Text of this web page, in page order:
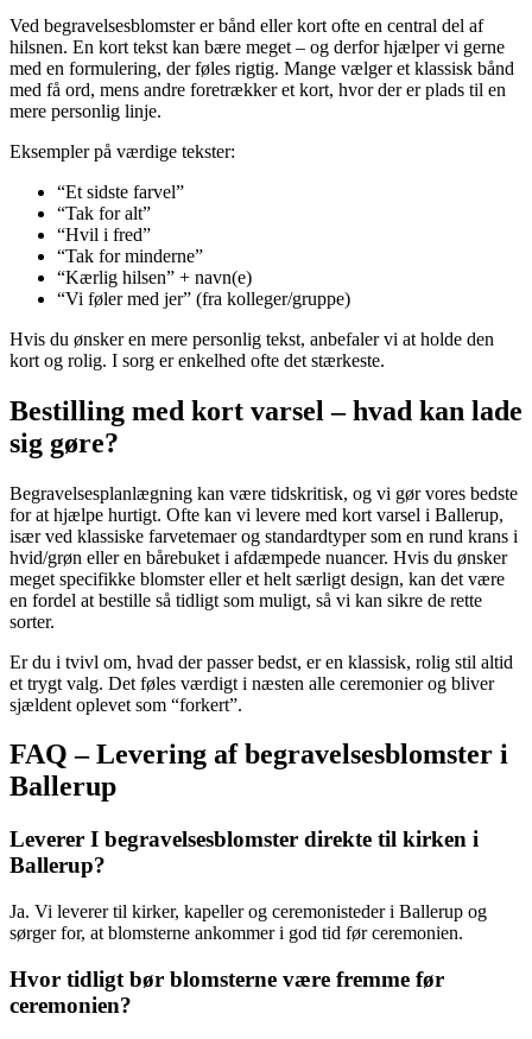
Ved begravelsesblomster er bånd eller kort ofte en central del af
hilsnen. En kort tekst kan bære meget – og derfor hjælper vi gerne
med en formulering, der føles rigtig. Mange vælger et klassisk bånd
med få ord, mens andre foretrækker et kort, hvor der er plads til en
mere personlig linje.
Eksempler på værdige tekster:
“Et sidste farvel”
“Tak for alt”
“Hvil i fred”
“Tak for minderne”
“Kærlig hilsen” + navn(e)
“Vi føler med jer” (fra kolleger/gruppe)
Hvis du ønsker en mere personlig tekst, anbefaler vi at holde den
kort og rolig. I sorg er enkelhed ofte det stærkeste.
Bestilling med kort varsel – hvad kan lade
sig gøre?
Begravelsesplanlægning kan være tidskritisk, og vi gør vores bedste
for at hjælpe hurtigt. Ofte kan vi levere med kort varsel i Ballerup,
især ved klassiske farvetemaer og standardtyper som en rund krans i
hvid/grøn eller en bårebuket i afdæmpede nuancer. Hvis du ønsker
meget specifikke blomster eller et helt særligt design, kan det være
en fordel at bestille så tidligt som muligt, så vi kan sikre de rette
sorter.
Er du i tvivl om, hvad der passer bedst, er en klassisk, rolig stil altid
et trygt valg. Det føles værdigt i næsten alle ceremonier og bliver
sjældent oplevet som “forkert”.
FAQ – Levering af begravelsesblomster i
Ballerup
Leverer I begravelsesblomster direkte til kirken i
Ballerup?
Ja. Vi leverer til kirker, kapeller og ceremonisteder i Ballerup og
sørger for, at blomsterne ankommer i god tid før ceremonien.
Hvor tidligt bør blomsterne være fremme før
ceremonien?